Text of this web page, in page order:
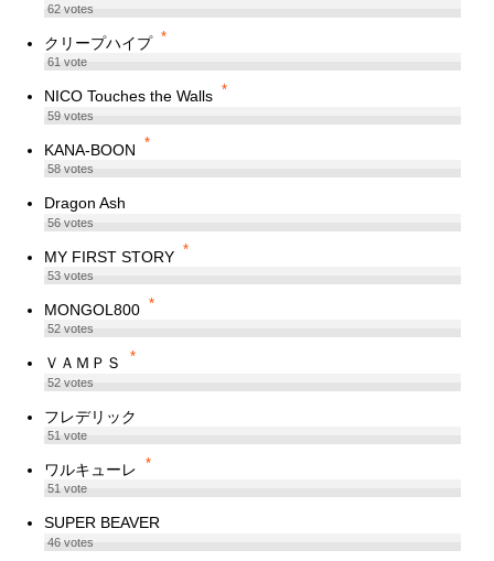
62votes
クリープハイプ *
61vote
NICO Touches the Walls *
59votes
KANA-BOON *
58votes
Dragon Ash
56votes
MY FIRST STORY *
53votes
MONGOL800 *
52votes
ＶＡＭＰＳ *
52votes
フレデリック
51vote
ワルキューレ *
51vote
SUPER BEAVER
46votes